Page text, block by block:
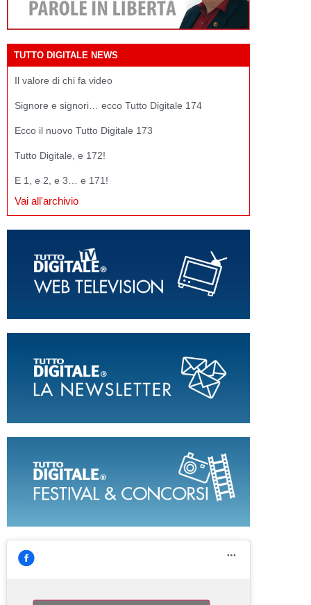
TUTTO DIGITALE NEWS
Il valore di chi fa video
Signore e signori… ecco Tutto Digitale 174
Ecco il nuovo Tutto Digitale 173
Tutto Digitale, e 172!
E 1, e 2, e 3… e 171!
Vai all'archivio